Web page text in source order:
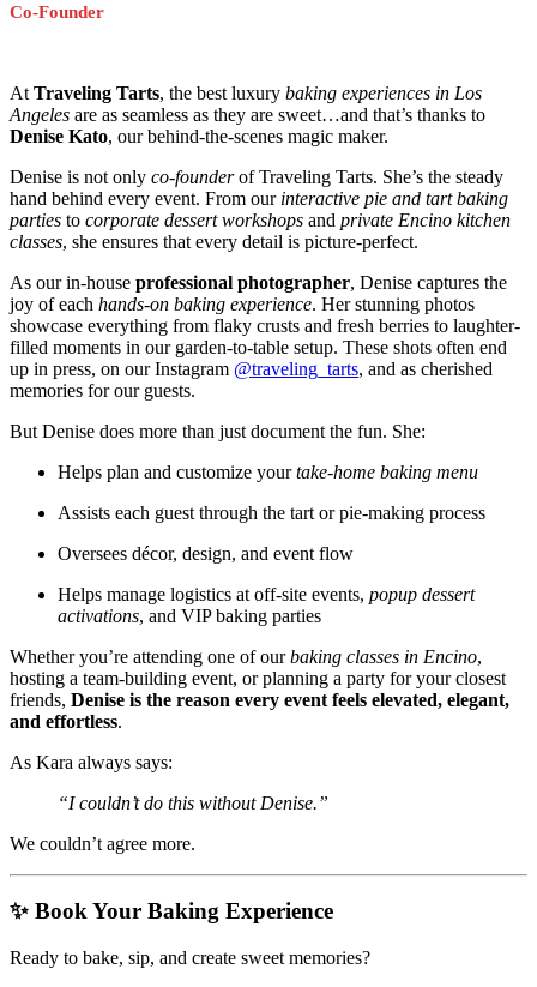
Co-Founder
At Traveling Tarts, the best luxury baking experiences in Los
Angeles are as seamless as they are sweet…and that’s thanks to
Denise Kato, our behind-the-scenes magic maker.
Denise is not only co-founderof Traveling Tarts. She’s the steady
hand behind every event. From our interactive pie and tart baking
parties to corporate dessert workshops and private Encino kitchen
classes, she ensures that every detail is picture-perfect.
As our in-house professional photographer, Denise captures the
joy of each hands-on baking experience. Her stunning photos
showcase everything from flaky crusts and fresh berries to laughter-
filled moments in our garden-to-table setup. These shots often end
up in press, on our Instagram @traveling_tarts, and as cherished
memories for our guests.
But Denise does more than just document the fun. She:
Helps plan and customize yourtake-home baking menu
Assists each guest through the tart or pie-making process
Oversees décor, design, and event flow
Helps manage logistics at off-site events, popup dessert
activations, and VIP baking parties
Whether you’re attending one of ourbaking classes in Encino,
hosting a team-building event, or planning a party for your closest
friends, Denise is the reason every event feels elevated, elegant,
and effortless.
As Kara always says:
“I couldn’t do this without Denise.”
We couldn’t agree more.
✨ Book Your Baking Experience
Ready to bake, sip, and create sweet memories?